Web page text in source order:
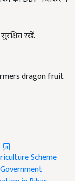
रखें​.
dragon fruit
Scheme
Government